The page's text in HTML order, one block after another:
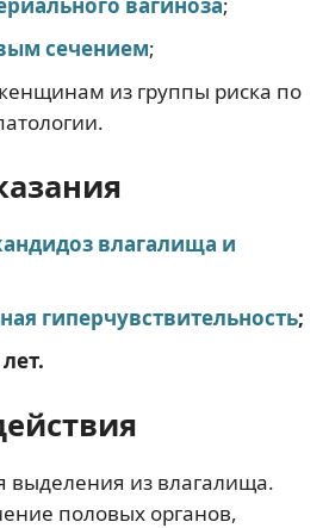
сечением;
из группы риска по
влагалища и
гиперчувствительность;
выделения из влагалища.
половых органов,